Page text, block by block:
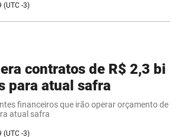
(UTC -3)
contratos de R$ 2,3 bi
para atual safra
financeiros que irão operar orçamento de
atual safra
(UTC -3)